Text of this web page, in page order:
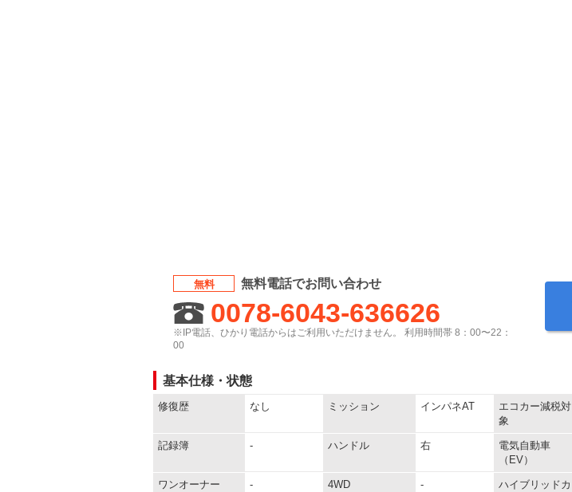
無料 無料電話でお問い合わせ
0078-6043-636626
※IP電話、ひかり電話からはご利用いただけません。 利用時間帯 8：00〜22：
00
基本仕様・状態
修復歴 なし ミッション インパネAT
エコカー減税対
象
記録簿 - ハンドル 右
電気自動車
（EV）
ワンオーナー - 4WD -
ハイブリッドカ